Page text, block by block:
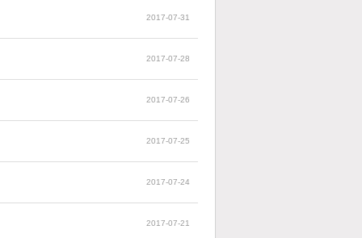
2017-07-31
2017-07-28
2017-07-26
2017-07-25
2017-07-24
2017-07-21